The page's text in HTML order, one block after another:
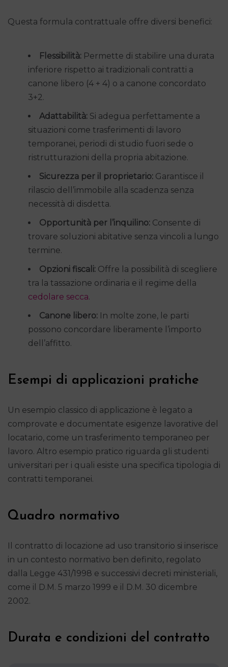
Questa formula contrattuale offre diversi benefici:
Flessibilità: Permette di stabilire una durata
inferiore rispetto ai tradizionali contratti a
canone libero (4 + 4) o a canone concordato
3+2.
Adattabilità: Si adegua perfettamente a
situazioni come trasferimenti di lavoro
temporanei, periodi di studio fuori sede o
ristrutturazioni della propria abitazione.
Sicurezza per il proprietario: Garantisce il
rilascio dell’immobile alla scadenza senza
necessità di disdetta.
Opportunità per l’inquilino: Consente di
trovare soluzioni abitative senza vincoli a lungo
termine.
Opzioni fiscali: Offre la possibilità di scegliere
tra la tassazione ordinaria e il regime della
cedolare secca.
Canone libero: In molte zone, le parti
possono concordare liberamente l’importo
dell’affitto.
Esempi di applicazioni pratiche
Un esempio classico di applicazione è legato a
comprovate e documentate esigenze lavorative del
locatario, come un trasferimento temporaneo per
lavoro. Altro esempio pratico riguarda gli studenti
universitari per i quali esiste una specifica tipologia di
contratti temporanei.
Quadro normativo
Il contratto di locazione ad uso transitorio si inserisce
in un contesto normativo ben definito, regolato
dalla Legge 431/1998 e successivi decreti ministeriali,
come il D.M. 5 marzo 1999 e il D.M. 30 dicembre
2002.
Durata e condizioni del contratto